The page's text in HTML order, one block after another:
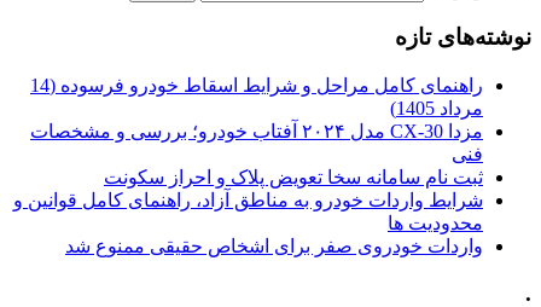
نوشته‌های تازه
راهنمای کامل مراحل و شرایط اسقاط خودرو فرسوده (14
مرداد 1405)
مزدا CX-30 مدل ۲۰۲۴ آفتاب خودرو؛ بررسی و مشخصات
فنی
ثبت نام سامانه سخا تعویض پلاک و احراز سکونت
شرایط واردات خودرو به مناطق آزاد، راهنمای کامل قوانین و
محدودیت ها
واردات خودروی صفر برای اشخاص حقیقی ممنوع شد
.